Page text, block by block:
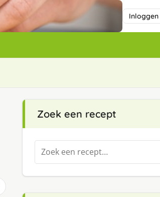
Inloggen
Zoek een recept
Zoeken
naar: